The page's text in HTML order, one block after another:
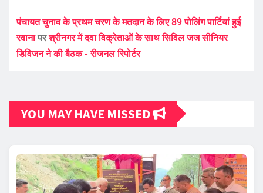
पंचायत चुनाव के प्रथम चरण के मतदान के लिए 89 पोलिंग पार्टियां हुई
रवानापरश्रीनगर में दवा विक्रेताओं के साथ सिविल जज सीनियर
डिविजन ने की बैठक - रीजनल रिपोर्टर
YOU MAY HAVE MISSED